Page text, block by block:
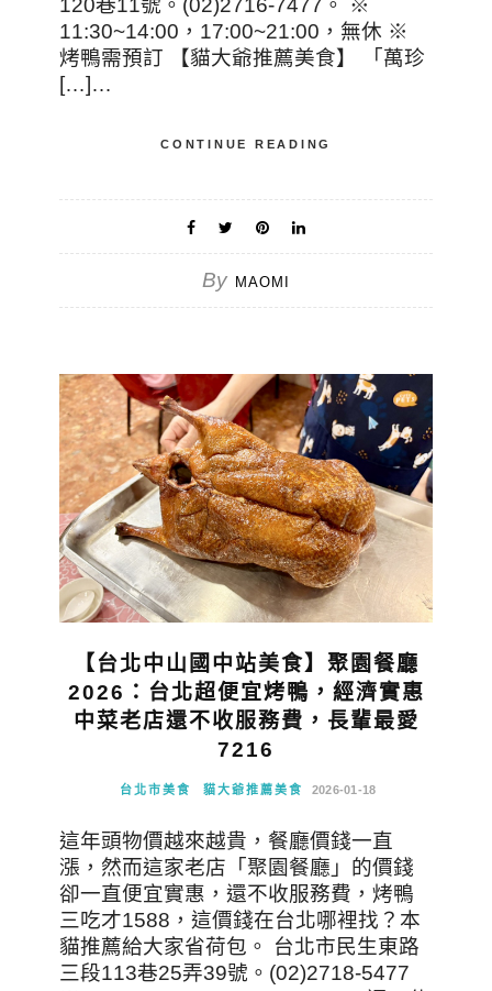
120巷11號。(02)2716-7477。 ※
11:30~14:00，17:00~21:00，無休 ※
烤鴨需預訂 【貓大爺推薦美食】 「萬珍
[…]…
CONTINUE READING
By MAOMI
【台北中山國中站美食】聚園餐廳
2026：台北超便宜烤鴨，經濟實惠
中菜老店還不收服務費，長輩最愛
7216
台北市美食 貓大爺推薦美食 2026-01-18
這年頭物價越來越貴，餐廳價錢一直
漲，然而這家老店「聚園餐廳」的價錢
卻一直便宜實惠，還不收服務費，烤鴨
三吃才1588，這價錢在台北哪裡找？本
貓推薦給大家省荷包。 台北市民生東路
三段113巷25弄39號。(02)2718-5477